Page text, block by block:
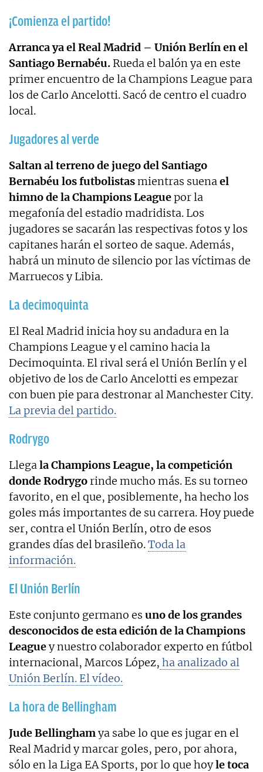
¡Comienza el partido!
Arranca ya el Real Madrid – Unión Berlín en el
Santiago Bernabéu. Rueda el balón ya en este
primer encuentro de la Champions League para
los de Carlo Ancelotti. Sacó de centro el cuadro
local.
Jugadores al verde
Saltan al terreno de juego del Santiago
Bernabéu los futbolistasmientras suenael
himno de la Champions Leaguepor la
megafonía del estadio madridista. Los
jugadores se sacarán las respectivas fotos y los
capitanes harán el sorteo de saque. Además,
habrá un minuto de silencio por las víctimas de
Marruecos y Libia.
La decimoquinta
El Real Madrid inicia hoy su andadura en la
Champions League y el camino hacia la
Decimoquinta. El rival será el Unión Berlín y el
objetivo de los de Carlo Ancelotti es empezar
con buen pie para destronar al Manchester City.
La previa del partido.
Rodrygo
Llegala Champions League, la competición
donde Rodrygorinde mucho más. Es su torneo
favorito, en el que, posiblemente, ha hecho los
goles más importantes de su carrera. Hoy puede
ser, contra el Unión Berlín, otro de esos
grandes días del brasileño.Toda la
información.
El Unión Berlín
Este conjunto germano es uno de los grandes
desconocidos de esta edición de la Champions
Leaguey nuestro colaborador experto en fútbol
internacional, Marcos López, ha analizado al
Unión Berlín. El vídeo.
La hora de Bellingham
Jude Bellinghamya sabe lo que es jugar en el
Real Madrid y marcar goles, pero, por ahora,
sólo en la Liga EA Sports, por lo que hoyle toca